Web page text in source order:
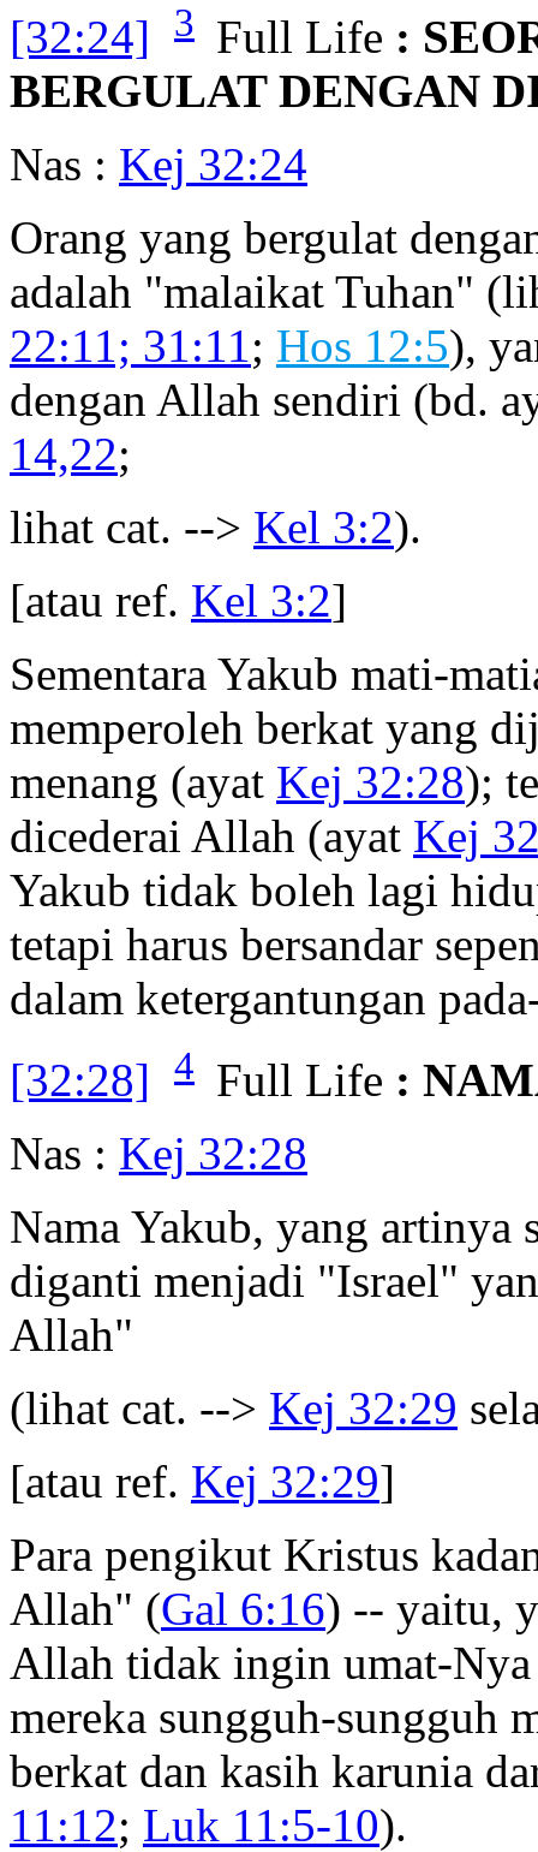
[32:24] 3 Full Life :
BERGULAT DENGAN
Nas : Kej 32:24
Orang yang bergulat
adalah "malaikat Tuhan"
22:11; 31:11; Hos 12:5),
dengan Allah sendiri (bd.
14,22;
lihat cat. --> Kel 3:2).
[atau ref. Kel 3:2]
Sementara Yakub mati-
memperoleh berkat yang
menang (ayat Kej 32:28);
dicederai Allah (ayat Kej
Yakub tidak boleh lagi
tetapi harus bersandar
dalam ketergantungan
[32:28]
4 Full Life :
Nas : Kej 32:28
Nama Yakub, yang
diganti menjadi "Israel"
Allah"
(lihat cat. --> Kej 32:29
[atau ref. Kej 32:29]
Para pengikut Kristus
Allah" (Gal 6:16) -- yaitu,
Allah tidak ingin umat-
mereka sungguh-sungguh
berkat dan kasih karunia
11:12; Luk 11:5-10).